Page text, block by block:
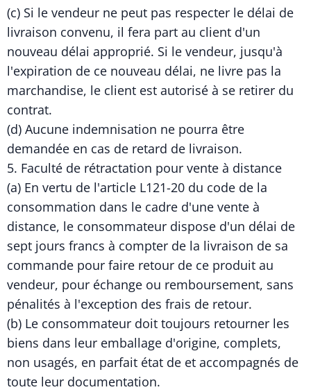
(c) Si le vendeur ne peut pas respecter le délai de
livraison convenu, il fera part au client d'un
nouveau délai approprié. Si le vendeur, jusqu'à
l'expiration de ce nouveau délai, ne livre pas la
marchandise, le client est autorisé à se retirer du
contrat.
(d) Aucune indemnisation ne pourra être
demandée en cas de retard de livraison.
5. Faculté de rétractation pour vente à distance
(a) En vertu de l'article L121-20 du code de la
consommation dans le cadre d'une vente à
distance, le consommateur dispose d'un délai de
sept jours francs à compter de la livraison de sa
commande pour faire retour de ce produit au
vendeur, pour échange ou remboursement, sans
pénalités à l'exception des frais de retour.
(b) Le consommateur doit toujours retourner les
biens dans leur emballage d'origine, complets,
non usagés, en parfait état de et accompagnés de
toute leur documentation.